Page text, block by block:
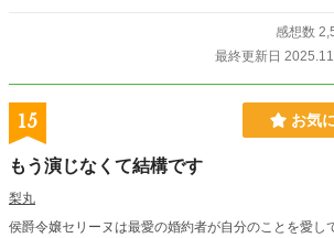
感想数
最終更新日
15 お気
もう演じなくて結構です
梨丸
侯爵令嬢セリーヌは最愛の婚約者が自分のことを愛し